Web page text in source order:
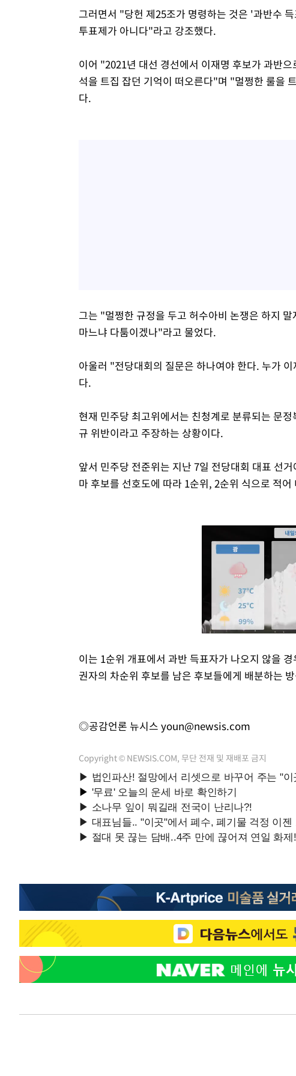
그러면서 "당헌 제25조가 명령하는 것은 '과반수
투표제가 아니다"라고 강조했다.
이어 "2021년 대선 경선에서 이재명 후보가 과반
석을 트집 잡던 기억이 떠오른다"며 "멀쩡한 룰을
다.
그는 "멀쩡한 규정을 두고 허수아비 논쟁은 하지
마느냐 다툼이겠나"라고 물었다.
아울러 "전당대회의 질문은 하나여야 한다. 누가
다.
현재 민주당 최고위에서는 친청계로 분류되는 문
규 위반이라고 주장하는 상황이다.
앞서 민주당 전준위는 지난 7일 전당대회 대표 선
마 후보를 선호도에 따라 1순위, 2순위 식으로 적어
이는 1순위 개표에서 과반 득표자가 나오지 않을
권자의 차순위 후보를 남은 후보들에게 배분하는
◎공감언론 뉴시스 youn@newsis.com
Copyright © NEWSIS.COM, 무단 전재 및 재배포 금지